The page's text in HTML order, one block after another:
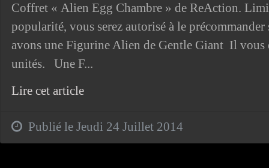
Coffret « Alien Egg Chambre » de ReAction.
popularité, vous serez autorisé à le
avons une Figurine Alien de Gentle Giant Il vous
unités. Une F...
Lire cet article
Publié le Jeudi 24 Juillet 2014